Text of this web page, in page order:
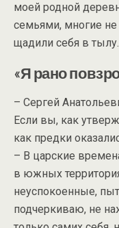
моей родной
семьями, многие
щадили себя в
«Я рано
– Сергей
Если вы, как
как предки
– В царские
в южных
неуспокоенные,
подчеркиваю, не